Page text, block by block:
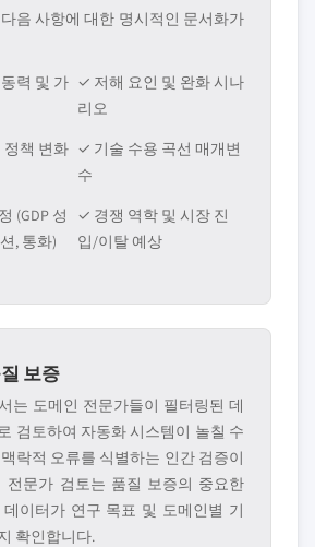
음 사항에 대한 명시적인 문서화가
력 및 가 ✓ 저해 요인 및 완화 시나
리오
책 변화 ✓ 기술 수용 곡선 매개변
수
(GDP 성
, 통화)
✓ 경쟁 역학 및 시장 진
입/이탈 예상
보증
는 도메인 전문가들이 필터링된 데
검토하여 자동화 시스템이 놀칠 수
락적 오류를 식별하는 인간 검증이
전문가 검토는 품질 보증의 중요한
이터가 연구 목표 및 도메인별 기
확인합니다.